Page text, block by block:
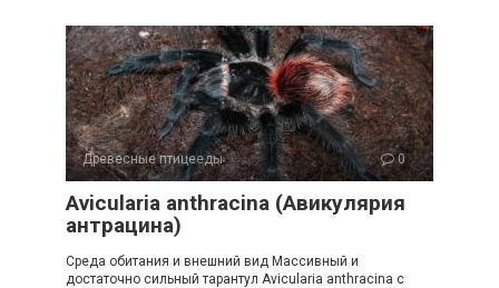
Древесные птицееды 0
Avicularia anthracina (Авикулярия
антрацина)
Среда обитания и внешний вид Массивный и
достаточно сильный тарантул Avicularia anthracina c